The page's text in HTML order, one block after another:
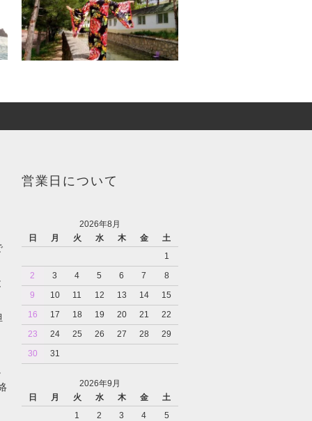
営業日について
2026年8月
日
月 火 水 木 金
土
1
2
3 4 5 6 7
8
9
10 11 12 13 14
15
16
17 18 19 20 21
22
23
24 25 26 27 28
29
30
31
2026年9月
日
月 火 水 木 金
土
1
2 3 4
5